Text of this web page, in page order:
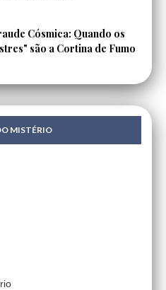
Cósmica: Quando os
são a Cortina de Fumo
MISTÉRIO